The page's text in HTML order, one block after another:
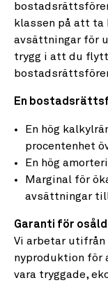
klassen på att ta
avsättningar för
trygg i att du
En
En hög
procentenhet
En hög
Marginal för
avsättningar
Garanti för
Vi arbetar utifrån
nyproduktion för
vara tryggade,